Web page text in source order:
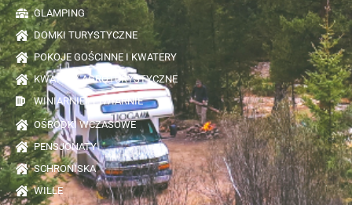
GLAMPING
DOMKI TURYSTYCZNE
POKOJE GOŚCINNE I KWATERY
KWATERY AGROTURYSTYCZNE
WINIARNIE I PIWIARNIE
OŚRODKI WCZASOWE
PENSJONATY
SCHRONISKA
WILLE